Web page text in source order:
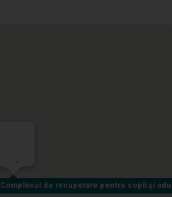
Complexul de recuperare pentru copii și
Complexul de recuperare pentru copii și
-